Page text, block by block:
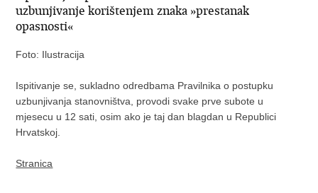
uzbunjivanje korištenjem znaka »prestanak
opasnosti«
Foto: Ilustracija
Ispitivanje se, sukladno odredbama Pravilnika o postupku
uzbunjivanja stanovništva, provodi svake prve subote u
mjesecu u 12 sati, osim ako je taj dan blagdan u Republici
Hrvatskoj.
Stranica